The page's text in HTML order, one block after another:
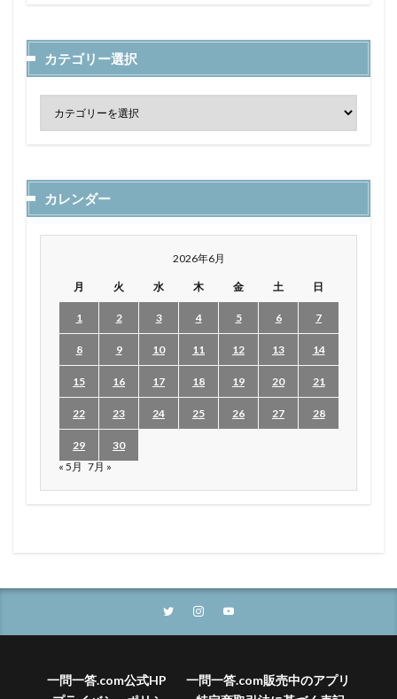
カテゴリー選択
カレンダー
2026年6月
月 火 水 木 金 土 日
1 2 3 4 5 6 7
8 9 10 11 12 13 14
15 16 17 18 19 20 21
22 23 24 25 26 27 28
29
30
« 5月 7月 »
一問一答.com公式HP
一問一答.com販売中のアプリ